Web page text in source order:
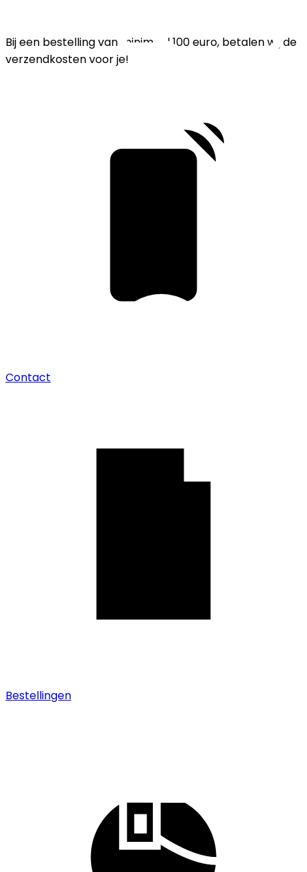
Bij een bestelling van minimaal 100 euro, betalen wij de
verzendkosten voor je!
Contact
Bestellingen